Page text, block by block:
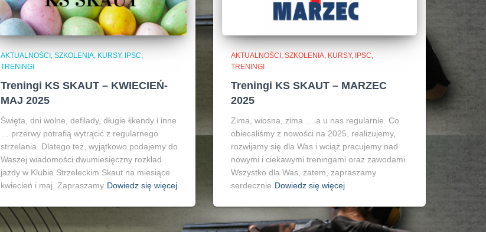
AKTUALNOŚCI, SZKOLENIA, KURSY, IPSC
TRENINGI
Treningi KS SKAUT – KWIECIEŃ-
MAJ 2025
Święta, dni wolne, defilady, długie łikendy i inne
… przerwy potrafią wytrącić z regularnego
strzelania. Dlatego też, wyjątkowo podajemy do
Waszej wiadomości dwumiesięczny rozkład
jazdy w Klubie Strzeleckim Skaut na miesiące
kwiecień i maj. Zapraszamy Dowiedz się więcej
AKTUALNOŚCI, SZKOLENIA, KURSY, IPSC
TRENINGI
Treningi KS SKAUT – MARZEC
2025
Zima, wiosna, zima … a u nas regularnie. Co
obiecaliśmy z nowości na 2025, realizujemy,
rozwijamy się dla Was i wciąż pracujemy nad
nowymi i ciekawymi treningami oraz zawodami.
Wszystko dla Was, zatem, zapraszamy
serdecznie Dowiedz się więcej